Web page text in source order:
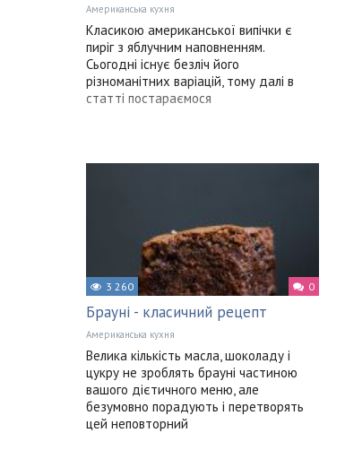
Американська кухня
Класикою американської випічки є
пиріг з яблучним наповненням.
Сьогодні існує безліч його
різноманітних варіацій, тому далі в
статті постараємося
3 260 0
Брауні - класичний рецепт
Американська кухня
Велика кількість масла, шоколаду і
цукру не зроблять брауні частиною
вашого дієтичного меню, але
безумовно порадують і перетворять
цей неповторний